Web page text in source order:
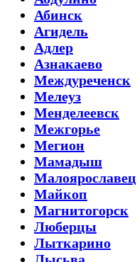
Абинск
Агидель
Адлер
Азнакаево
Междуреченск
Мелеуз
Менделеевск
Межгорье
Мегион
Мамадыш
Малоярославец
Майкоп
Магнитогорск
Люберцы
Лыткарино